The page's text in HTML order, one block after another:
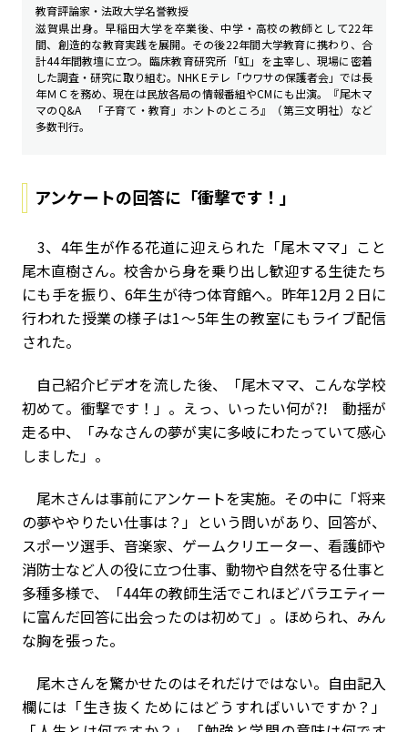
教育評論家・法政大学名誉教授
滋賀県出身。早稲田大学を卒業後、中学・高校の教師として22年
間、創造的な教育実践を展開。その後22年間大学教育に携わり、合
計44年間教壇に立つ。臨床教育研究所「虹」を主宰し、現場に密着
した調査・研究に取り組む。NHK Eテレ「ウワサの保護者会」では長
年ＭＣを務め、現在は民放各局の情報番組やCMにも出演。『尾木マ
マのQ&A「子育て・教育」ホントのところ』（第三文明社）など
多数刊行。
アンケートの回答に「衝撃です！」
3、 4年生が作る花道に迎えられた「尾木ママ」こと
尾木直樹さん。校舎から身を乗り出し歓迎する生徒たち
にも手を振り、 6年生が待つ体育館へ。昨年12月２日に
行われた授業の様子は1～5年生の教室にもライブ配信
された。
自己紹介ビデオを流した後、「尾木ママ、こんな学校
初めて。衝撃です！」。えっ、いったい何が?! 動揺が
走る中、「みなさんの夢が実に多岐にわたっていて感心
しました」。
尾木さんは事前にアンケートを実施。その中に「将来
の夢ややりたい仕事は？」という問いがあり、回答が、
スポーツ選手、音楽家、ゲームクリエーター、看護師や
消防士など人の役に立つ仕事、動物や自然を守る仕事と
多種多様で、「44年の教師生活でこれほどバラエティー
に富んだ回答に出会ったのは初めて」。ほめられ、みん
な胸を張った。
尾木さんを驚かせたのはそれだけではない。自由記入
欄には「生き抜くためにはどうすればいいですか？」